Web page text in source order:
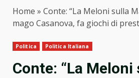
Home » Conte: “La Meloni sulla
mago Casanova, fa giochi di
Politica Politica Italiana
Conte: “La Meloni